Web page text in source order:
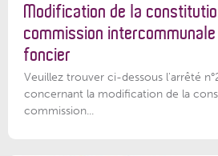
Modification de la
commission intercommunale
foncier
Veuillez trouver ci-dessous l'arrêté
concernant la modification de la
commission...